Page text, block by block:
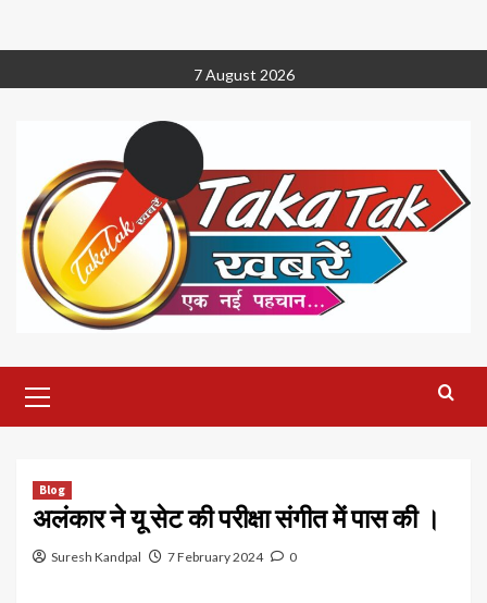
to
7 August 2026
Menu
Blog
अलंकार ने यू सेट की परीक्षा संगीत में पास की ।
Suresh Kandpal 7 February 2024 0